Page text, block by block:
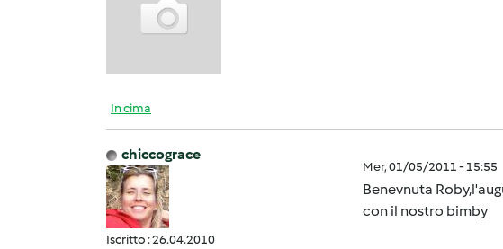
In cima
chiccograce
Iscritto : 26.04.2010
Mer, 01/05/2011 - 15:55
Benevnuta
con il nostro bimby